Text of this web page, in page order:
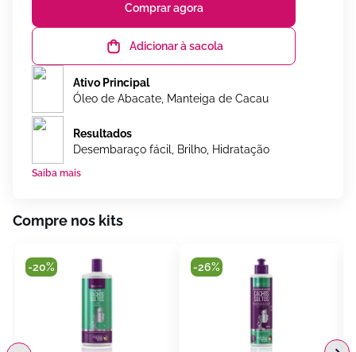
Comprar agora
Adicionar à sacola
Ativo Principal
Óleo de Abacate, Manteiga de Cacau
Resultados
Desembaraço fácil, Brilho, Hidratação
Saiba mais
Compre nos kits
-20% -26%